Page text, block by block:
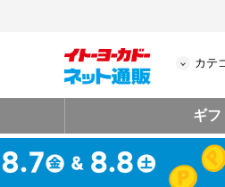
カテ
ギフ